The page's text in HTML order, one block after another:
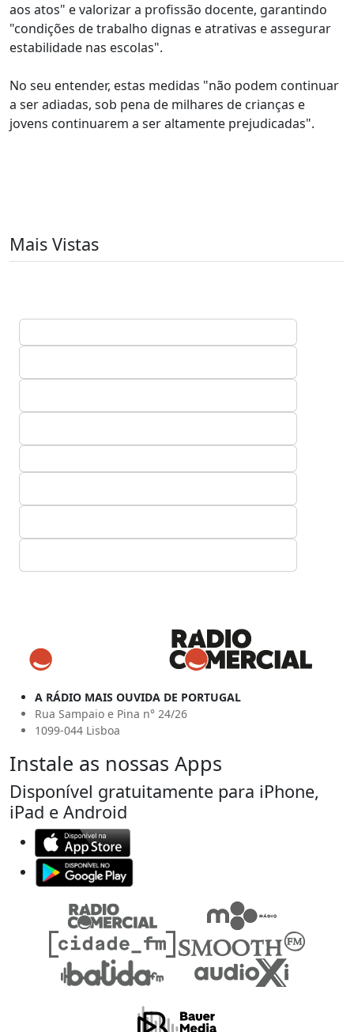
aos atos" e valorizar a profissão docente, garantindo
"condições de trabalho dignas e atrativas e assegurar
estabilidade nas escolas".
No seu entender, estas medidas "não podem continuar
a ser adiadas, sob pena de milhares de crianças e
jovens continuarem a ser altamente prejudicadas".
Mais Vistas
A RÁDIO MAIS OUVIDA DE PORTUGAL
Rua Sampaio e Pina n° 24/26
1099-044 Lisboa
Instale as nossas Apps
Disponível gratuitamente para iPhone,
iPad e Android